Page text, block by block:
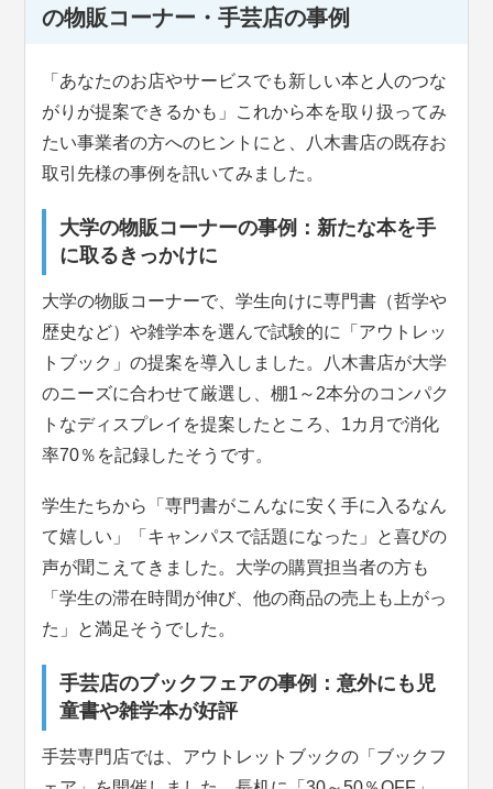
の物販コーナー・手芸店の事例
「あなたのお店やサービスでも新しい本と人のつな
がりが提案できるかも」これから本を取り扱ってみ
たい事業者の方へのヒントにと、八木書店の既存お
取引先様の事例を訊いてみました。
大学の物販コーナーの事例：新たな本を手
に取るきっかけに
大学の物販コーナーで、学生向けに専門書（哲学や
歴史など）や雑学本を選んで試験的に「アウトレッ
トブック」の提案を導入しました。八木書店が大学
のニーズに合わせて厳選し、棚1～2本分のコンパク
トなディスプレイを提案したところ、1カ月で消化
率70％を記録したそうです。
学生たちから「専門書がこんなに安く手に入るなん
て嬉しい」「キャンパスで話題になった」と喜びの
声が聞こえてきました。大学の購買担当者の方も
「学生の滞在時間が伸び、他の商品の売上も上がっ
た」と満足そうでした。
手芸店のブックフェアの事例：意外にも児
童書や雑学本が好評
手芸専門店では、アウトレットブックの「ブックフ